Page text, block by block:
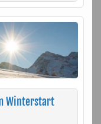
Winterstart